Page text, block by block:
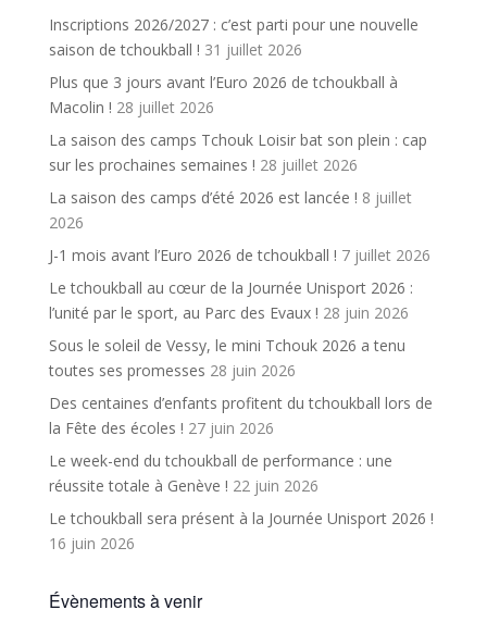
Inscriptions 2026/2027 : c’est parti pour une nouvelle
saison de tchoukball ! 31 juillet 2026
Plus que 3 jours avant l’Euro 2026 de tchoukball à
Macolin ! 28 juillet 2026
La saison des camps Tchouk Loisir bat son plein : cap
sur les prochaines semaines ! 28 juillet 2026
La saison des camps d’été 2026 est lancée ! 8 juillet
2026
J-1 mois avant l’Euro 2026 de tchoukball ! 7 juillet 2026
Le tchoukball au cœur de la Journée Unisport 2026 :
l’unité par le sport, au Parc des Evaux ! 28 juin 2026
Sous le soleil de Vessy, le mini Tchouk 2026 a tenu
toutes ses promesses 28 juin 2026
Des centaines d’enfants profitent du tchoukball lors de
la Fête des écoles ! 27 juin 2026
Le week-end du tchoukball de performance : une
réussite totale à Genève ! 22 juin 2026
Le tchoukball sera présent à la Journée Unisport 2026 !
16 juin 2026
Évènements à venir